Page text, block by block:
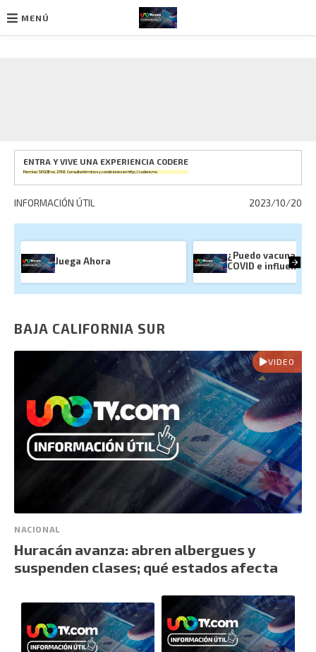
MENÚ
ENTRA Y VIVE UNA EXPERIENCIA CODERE
Permiso SEGOB no. 2768. Consulta términos y condiciones enhttp://codere.mx
INFORMACIÓN ÚTIL 2023/10/20
Juega Ahora
¿Puedo
COVID e influenza?
BAJA CALIFORNIA SUR
VIDEO
NACIONAL
Huracán avanza: abren albergues y
suspenden clases; qué estados afecta